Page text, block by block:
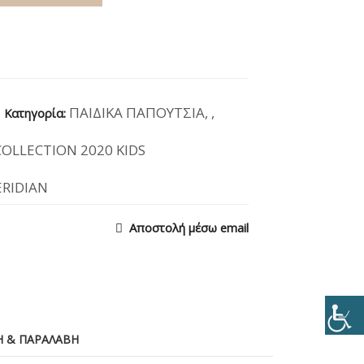
Κατηγορία: ΠΑΙΔΙΚΑ ΠΑΠΟΥΤΣΙΑ, ,
2020 KIDS
Αποστολή μέσω email
& ΠΑΡΑΛΑΒΉ